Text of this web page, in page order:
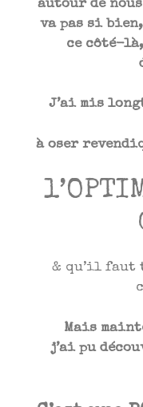
autour de
va pas si
ce côté-là,
J’ai mis
àoser
& qu’il faut
Mais
j’ai pu